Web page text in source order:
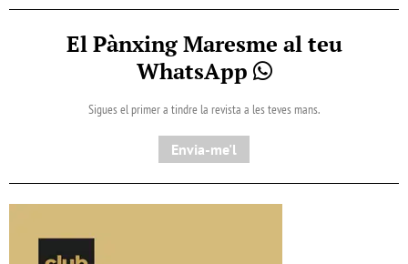
El Pànxing Maresme al teu
WhatsApp
Sigues el primer a tindre la revista a les teves mans.
Envia-me'l